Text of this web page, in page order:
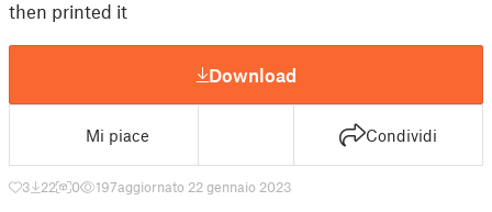
then printed it
Download
Mi piace Condividi
3 22 0 197aggiornato 22 gennaio 2023